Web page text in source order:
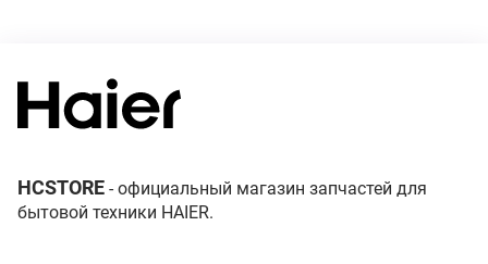
HCSTORE - официальный магазин запчастей для
бытовой техники HAIER.